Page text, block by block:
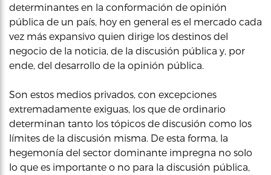
determinantes en la conformación de opinión
pública de un país, hoy en general es el mercado cada
vez más expansivo quien dirige los destinos del
negocio de la noticia, de la discusión pública y, por
ende, del desarrollo de la opinión pública.
Son estos medios privados, con excepciones
extremadamente exiguas, los que de ordinario
determinan tanto los tópicos de discusión como los
límites de la discusión misma. De esta forma, la
hegemonía del sector dominante impregna no solo
lo que es importante o no para la discusión pública,